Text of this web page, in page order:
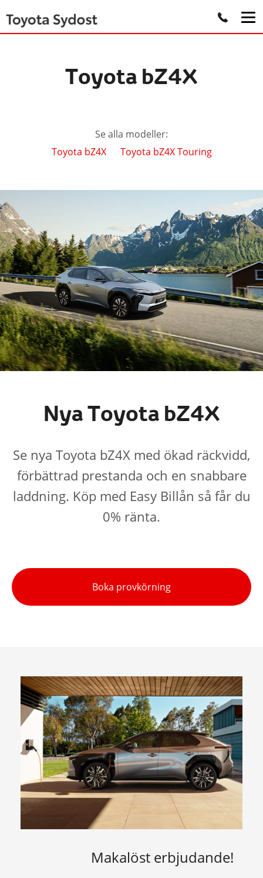
Toyota bZ4X
Se alla modeller:
Toyota bZ4X
Toyota bZ4X Touring
Nya Toyota bZ4X
Se nya Toyota bZ4X med ökad räckvidd,
förbättrad prestanda och en snabbare
laddning. Köp med Easy Billån så får du
0% ränta.
Boka provkörning
Makalöst erbjudande!